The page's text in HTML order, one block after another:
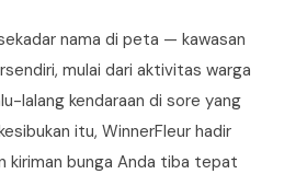
nama di peta — kawasan
mulai dari aktivitas warga
lalang kendaraan di sore yang
itu, WinnerFleur hadir
kiriman bunga Anda tiba tepat